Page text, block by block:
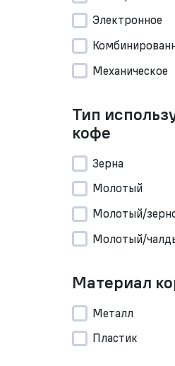
Электронное
Механическое
Тип
кофе
Зерна
Молотый
Молотый/
Молотый/
Материал
Металл
Пластик